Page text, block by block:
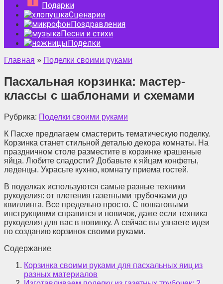
Подарки
Сценарии
Поздравления
Песни и стихи
Поделки
Главная » Поделки своими руками
Пасхальная корзинка: мастер-
классы с шаблонами и схемами
Рубрика: Поделки своими руками
К Пасхе предлагаем смастерить тематическую поделку.
Корзинка станет стильной деталью декора комнаты. На
праздничном столе разместите в корзинке крашеные
яйца. Любите сладости? Добавьте к яйцам конфеты,
леденцы. Украсьте кухню, комнату приема гостей.
В поделках используются самые разные техники
рукоделия: от плетения газетными трубочками до
квиллинга. Все предельно просто. С пошаговыми
инструкциями справится и новичок, даже если техника
рукоделия для вас в новинку. А сейчас вы узнаете идеи
по созданию корзинок своими руками.
Содержание
Корзинка своими руками для пасхальных яиц из
разных материалов